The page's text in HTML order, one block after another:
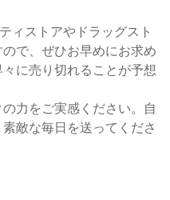
ィストアやドラッグスト
で、ぜひお早めにお求め
に売り切れることが予想
力をご実感ください。自
敵な毎日を送ってくださ